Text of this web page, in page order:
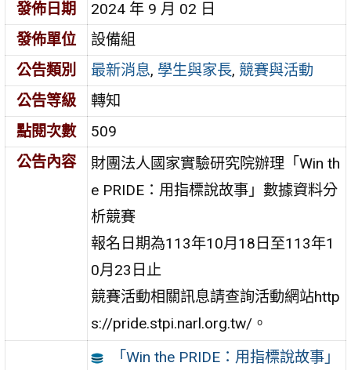
發佈日期
2024 年 9 月 02 日
發佈單位
設備組
公告類別
最新消息, 學生與家長, 競賽與活動
公告等級
轉知
點閱次數
509
公告內容
財團法人國家實驗研究院辦理「Win th
e PRIDE：用指標說故事」數據資料分
析競賽
報名日期為113年10月18日至113年1
0月23日止
競賽活動相關訊息請查詢活動網站http
s://pride.stpi.narl.org.tw/。
「Win the PRIDE：用指標說故事」